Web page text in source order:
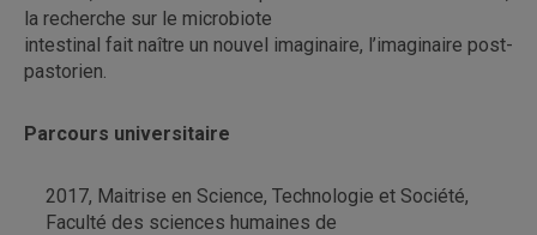
la recherche sur le microbiote
intestinal fait naître un nouvel imaginaire, l’imaginaire post-
pastorien.
Parcours universitaire
2017, Maitrise en Science, Technologie et Société,
Faculté des sciences humaines de